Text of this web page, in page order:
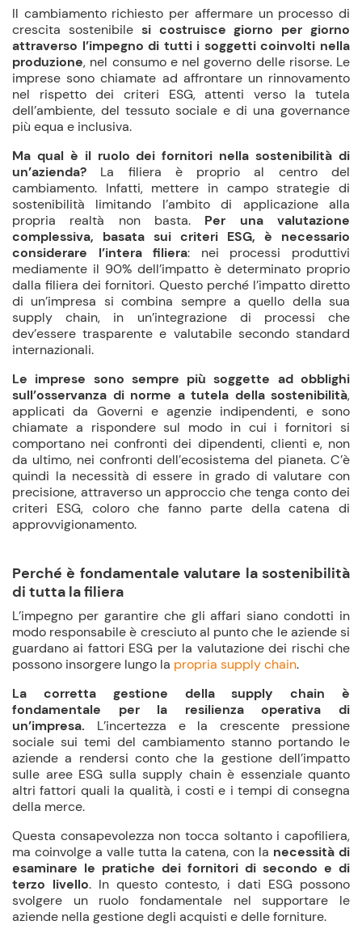
Il cambiamento richiesto per affermare un processo di
crescita sostenibile si costruisce giorno per giorno
attraverso l’impegno di tutti i soggetti coinvolti nella
produzione, nel consumo e nel governo delle risorse. Le
imprese sono chiamate ad affrontare un rinnovamento
nel rispetto dei criteri ESG, attenti verso la tutela
dell’ambiente, del tessuto sociale e di una governance
più equa e inclusiva.
Ma qual è il ruolo dei fornitori nella sostenibilità di
un’azienda? La filiera è proprio al centro del
cambiamento. Infatti, mettere in campo strategie di
sostenibilità limitando l’ambito di applicazione alla
propria realtà non basta. Per una valutazione
complessiva, basata sui criteri ESG, è necessario
considerare l’intera filiera: nei processi produttivi
mediamente il 90% dell’impatto è determinato proprio
dalla filiera dei fornitori. Questo perché l’impatto diretto
di un’impresa si combina sempre a quello della sua
supply chain, in un’integrazione di processi che
dev’essere trasparente e valutabile secondo standard
internazionali.
Le imprese sono sempre più soggette ad obblighi
sull’osservanza di norme a tutela della sostenibilità,
applicati da Governi e agenzie indipendenti, e sono
chiamate a rispondere sul modo in cui i fornitori si
comportano nei confronti dei dipendenti, clienti e, non
da ultimo, nei confronti dell’ecosistema del pianeta. C’è
quindi la necessità di essere in grado di valutare con
precisione, attraverso un approccio che tenga conto dei
criteri ESG, coloro che fanno parte della catena di
approvvigionamento.
Perché è fondamentale valutare la sostenibilità
di tutta la filiera
L’impegno per garantire che gli affari siano condotti in
modo responsabile è cresciuto al punto che le aziende si
guardano ai fattori ESG per la valutazione dei rischi che
possono insorgere lungo la propria supply chain.
La corretta gestione della supply chain è
fondamentale per la resilienza operativa di
un’impresa. L’incertezza e la crescente pressione
sociale sui temi del cambiamento stanno portando le
aziende a rendersi conto che la gestione dell’impatto
sulle aree ESG sulla supply chain è essenziale quanto
altri fattori quali la qualità, i costi e i tempi di consegna
della merce.
Questa consapevolezza non tocca soltanto i capofiliera,
ma coinvolge a valle tutta la catena, con la necessità di
esaminare le pratiche dei fornitori di secondo e di
terzo livello. In questo contesto, i dati ESG possono
svolgere un ruolo fondamentale nel supportare le
aziende nella gestione degli acquisti e delle forniture.